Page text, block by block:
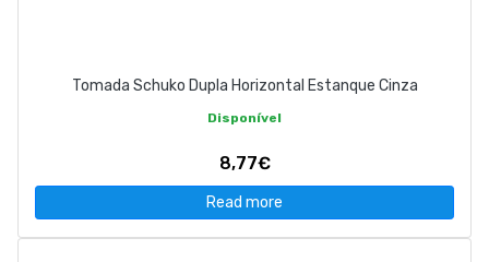
Tomada Schuko Dupla Horizontal Estanque Cinza
Disponível
8,77€
Read more